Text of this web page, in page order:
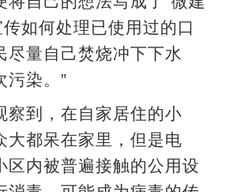
传如何处理已使用过的口
尽量自己焚烧冲下下水
污染。”
到，在自家居住的小
大都呆在家里，但是电
区内被普遍接触的公用设